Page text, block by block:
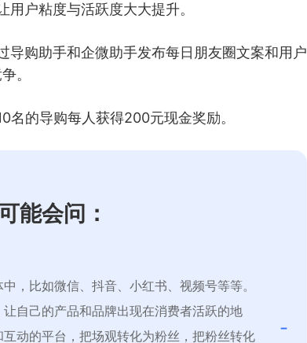
户粘度与活跃度大大提升。
购助手和企微助手发布每日朋友圈文案和用户
。
的导购每人获得200元现金奖励。
能会问：
，比如微信、抖音、小红书、视频号等等。
自己的产品和品牌出现在消费者活跃的地
动的平台，把场观转化为粉丝，把粉丝转化
-